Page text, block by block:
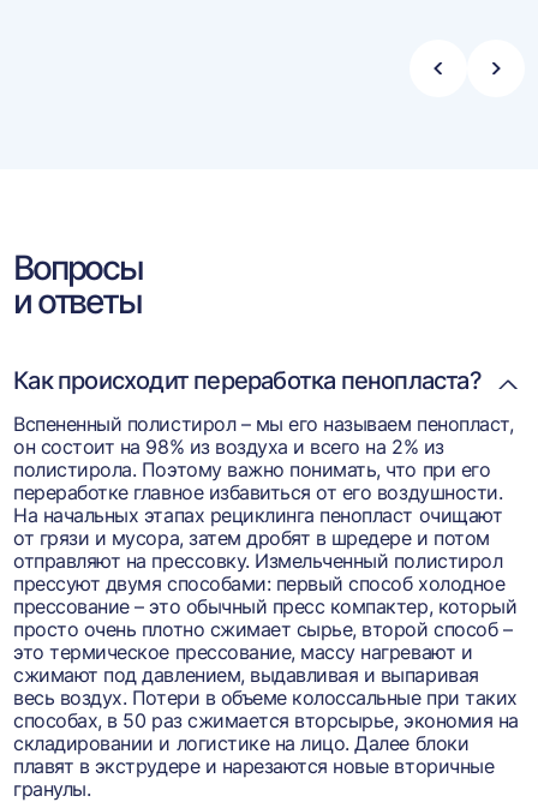
Стрелка
Вопросы
и ответы
Как происходит переработка пенопласта?
Вспененный полистирол – мы его называем пенопласт,
он состоит на 98% из воздуха и всего на 2% из
полистирола. Поэтому важно понимать, что при его
переработке главное избавиться от его воздушности.
На начальных этапах рециклинга пенопласт очищают
от грязи и мусора, затем дробят в шредере и потом
отправляют на прессовку. Измельченный полистирол
прессуют двумя способами: первый способ холодное
прессование – это обычный пресс компактер, который
просто очень плотно сжимает сырье, второй способ –
это термическое прессование, массу нагревают и
сжимают под давлением, выдавливая и выпаривая
весь воздух. Потери в объеме колоссальные при таких
способах, в 50 раз сжимается вторсырье, экономия на
складировании и логистике на лицо. Далее блоки
плавят в экструдере и нарезаются новые вторичные
гранулы.